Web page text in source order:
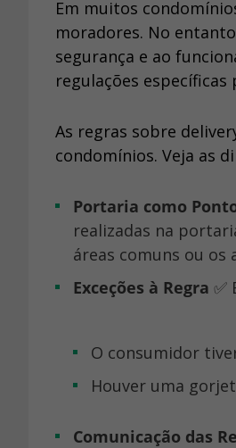
Em muitos
moradores. No
segurança e ao
regulações específicas
As regras sobre
condomínios. Veja as
Portaria como
realizadas na
áreas comuns ou
Exceções à Regra ✅
O consumidor
Houver uma
Comunicação das